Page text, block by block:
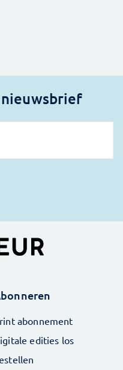
abonnement
edities los